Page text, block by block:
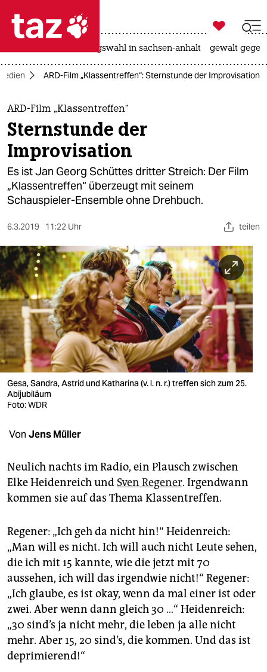
 taz zahl ich
taz zahl ich
themen
politik
öko
gesellschaft
sport
berlin
nord
wahrheit
verlag
verlag
veranstaltungen
unterstützen
abo
epaper login

taz zahl ich
landtagswahl in sachsen-anhalt gewalt
ARD-Film „Klassentreffen“: Sternstunde der Improvisation
ARD-Film „Klassentreffen“
Sternstunde der
Improvisation
Es ist Jan Georg Schüttes dritter Streich: Der Film
„Klassentreffen“ überzeugt mit seinem
Schauspieler-Ensemble ohne Drehbuch.
6.3.2019 11:22 Uhr teilen
Gesa, Sandra, Astrid und Katharina (v. l. n. r.) treffen sich zum 25.
Abijubiläum
Foto: WDR
Von Jens Müller
Neulich nachts im Radio, ein Plausch zwischen
Elke Heidenreich und Sven Regener. Irgendwann
kommen sie auf das Thema Klassentreffen.
Regener: „Ich geh da nicht hin!“ Heidenreich:
„Man will es nicht. Ich will auch nicht Leute sehen,
die ich mit 15 kannte, wie die jetzt mit 70
aussehen, ich will das irgendwie nicht!“ Regener:
„Ich glaube, es ist okay, wenn da mal einer ist oder
zwei. Aber wenn dann gleich 30 …“ Heidenreich:
„30 sind’s ja nicht mehr, die leben ja alle nicht
mehr. Aber 15, 20 sind’s, die kommen. Und das ist
deprimierend!“